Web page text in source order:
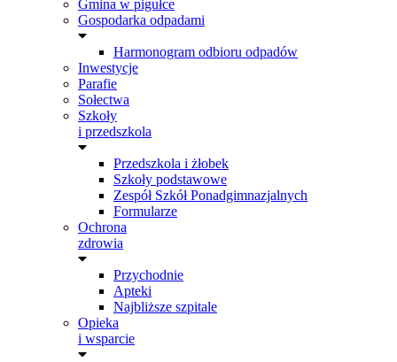
Gmina w pigułce
Gospodarka odpadami
Harmonogram odbioru odpadów
Inwestycje
Parafie
Sołectwa
Szkoły
i przedszkola
Przedszkola i żłobek
Szkoły podstawowe
Zespół Szkół Ponadgimnazjalnych
Formularze
Ochrona
zdrowia
Przychodnie
Apteki
Najbliższe szpitale
Opieka
i wsparcie